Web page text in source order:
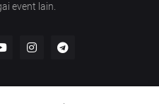
event lain.